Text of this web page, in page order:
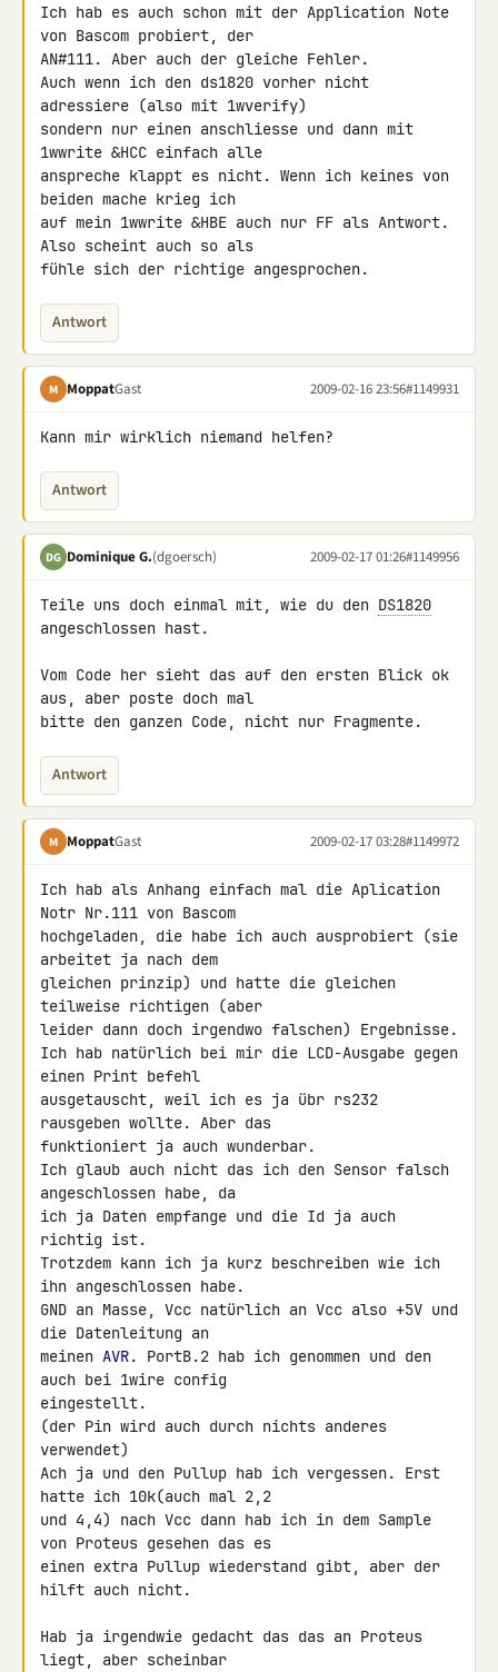
Ich hab es auch schon mit der Application Note
von Bascom probiert, der
AN#111. Aber auch der gleiche Fehler.
Auch wenn ich den ds1820 vorher nicht
adressiere (also mit 1wverify)
sondern nur einen anschliesse und dann mit
1wwrite &HCC einfach alle
anspreche klappt es nicht. Wenn ich keines von
beiden mache krieg ich
auf mein 1wwrite &HBE auch nur FF als Antwort.
Also scheint auch so als
fühle sich der richtige angesprochen.
Antwort
M MoppatGast 2009-02-16 23:56#1149931
Kann mir wirklich niemand helfen?
Antwort
DG Dominique G.(dgoersch) 2009-02-17 01:26#1149956
Teile uns doch einmal mit, wie du den DS1820
angeschlossen hast.
Vom Code her sieht das auf den ersten Blick ok
aus, aber poste doch mal
bitte den ganzen Code, nicht nur Fragmente.
Antwort
M MoppatGast 2009-02-17 03:28#1149972
Ich hab als Anhang einfach mal die Aplication
Notr Nr.111 von Bascom
hochgeladen, die habe ich auch ausprobiert (sie
arbeitet ja nach dem
gleichen prinzip) und hatte die gleichen
teilweise richtigen (aber
leider dann doch irgendwo falschen) Ergebnisse.
Ich hab natürlich bei mir die LCD-Ausgabe gegen
einen Print befehl
ausgetauscht, weil ich es ja übr rs232
rausgeben wollte. Aber das
funktioniert ja auch wunderbar.
Ich glaub auch nicht das ich den Sensor falsch
angeschlossen habe, da
ich ja Daten empfange und die Id ja auch
richtig ist.
Trotzdem kann ich ja kurz beschreiben wie ich
ihn angeschlossen habe.
GND an Masse, Vcc natürlich an Vcc also +5V und
die Datenleitung an
meinen AVR. PortB.2 hab ich genommen und den
auch bei 1wire config
eingestellt.
(der Pin wird auch durch nichts anderes
verwendet)
Ach ja und den Pullup hab ich vergessen. Erst
hatte ich 10k(auch mal 2,2
und 4,4) nach Vcc dann hab ich in dem Sample
von Proteus gesehen das es
einen extra Pullup wiederstand gibt, aber der
hilft auch nicht.
Hab ja irgendwie gedacht das das an Proteus
liegt, aber scheinbar